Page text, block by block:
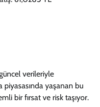
verileriyle
piyasasında yaşanan bu
bir fırsat ve risk taşıyor.